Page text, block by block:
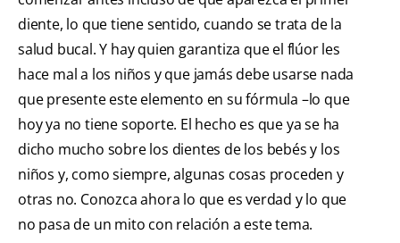
diente, lo que tiene sentido, cuando se trata de la
salud bucal. Y hay quien garantiza que el flúor les
hace mal a los niños y que jamás debe usarse nada
que presente este elemento en su fórmula –lo que
hoy ya no tiene soporte. El hecho es que ya se ha
dicho mucho sobre los dientes de los bebés y los
niños y, como siempre, algunas cosas proceden y
otras no. Conozca ahora lo que es verdad y lo que
no pasa de un mito con relación a este tema.